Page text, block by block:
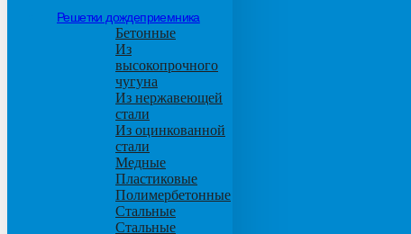
Решетки дождеприемника
Бетонные
Из
высокопрочного
чугуна
Из нержавеющей
стали
Из оцинкованной
стали
Медные
Пластиковые
Полимербетонные
Стальные
Стальные